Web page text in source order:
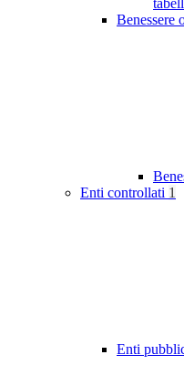
Benessere
Enti controllati 1
Enti